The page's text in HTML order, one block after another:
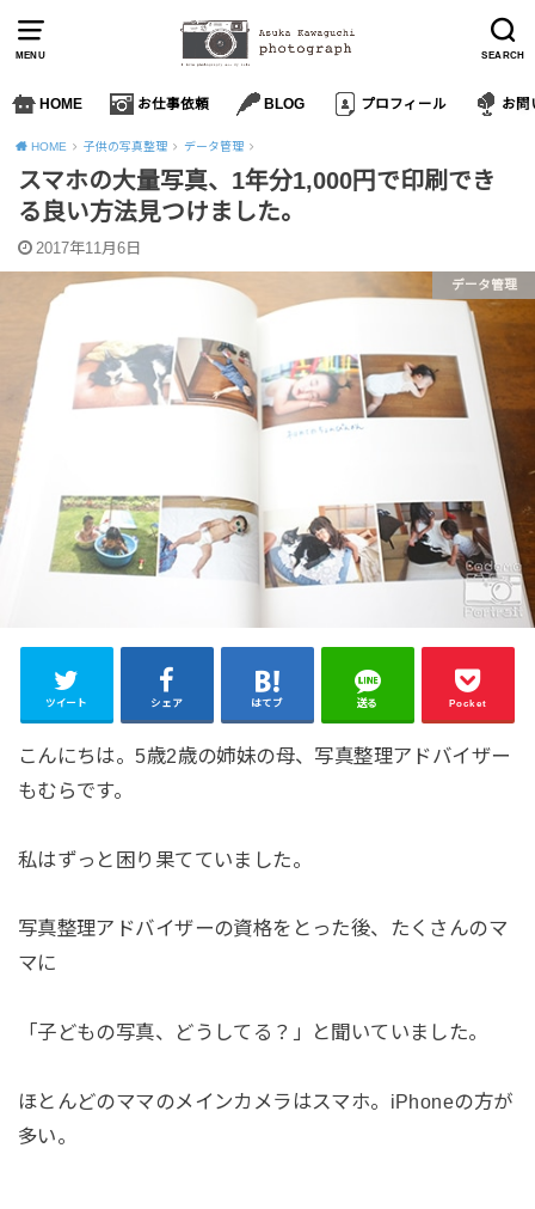
MENU SEARCH
HOME お仕事依頼 BLOG プロフィール お問
HOME 子供の写真整理 データ管理
スマホの大量写真、1年分1,000円で印刷でき
る良い方法見つけました。
2017年11月6日
データ管理
ツイート シェア はてブ 送る Pocket
こんにちは。5歳2歳の姉妹の母、写真整理アドバイザー
もむらです。
私はずっと困り果てていました。
写真整理アドバイザーの資格をとった後、たくさんのマ
マに
「子どもの写真、どうしてる？」と聞いていました。
ほとんどのママのメインカメラはスマホ。iPhoneの方が
多い。